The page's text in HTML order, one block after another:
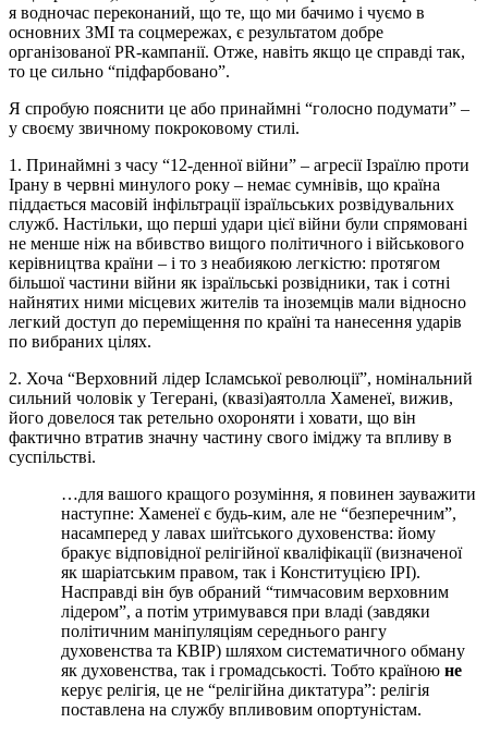
я водночас переконаний, що те, що ми бачимо і чуємо в
основних ЗМІ та соцмережах, є результатом добре
організованої PR-кампанії. Отже, навіть якщо це справді так,
то це сильно “підфарбовано”.
Я спробую пояснити це або принаймні “голосно подумати” –
у своєму звичному покроковому стилі.
1. Принаймні з часу “12-денної війни” – агресії Ізраїлю проти
Ірану в червні минулого року – немає сумнівів, що країна
піддається масовій інфільтрації ізраїльських розвідувальних
служб. Настільки, що перші удари цієї війни були спрямовані
не менше ніж на вбивство вищого політичного і військового
керівництва країни – і то з неабиякою легкістю: протягом
більшої частини війни як ізраїльські розвідники, так і сотні
найнятих ними місцевих жителів та іноземців мали відносно
легкий доступ до переміщення по країні та нанесення ударів
по вибраних цілях.
2. Хоча “Верховний лідер Ісламської революції”, номінальний
сильний чоловік у Тегерані, (квазі)аятолла Хаменеї, вижив,
його довелося так ретельно охороняти і ховати, що він
фактично втратив значну частину свого іміджу та впливу в
суспільстві.
…для вашого кращого розуміння, я повинен зауважити
наступне: Хаменеї є будь-ким, але не “безперечним”,
насамперед у лавах шиїтського духовенства: йому
бракує відповідної релігійної кваліфікації (визначеної
як шаріатським правом, так і Конституцією ІРІ).
Насправді він був обраний “тимчасовим верховним
лідером”, а потім утримувався при владі (завдяки
політичним маніпуляціям середнього рангу
духовенства та КВІР) шляхом систематичного обману
як духовенства, так і громадськості. Тобто країною не
керує релігія, це не “релігійна диктатура”: релігія
поставлена на службу впливовим опортуністам.